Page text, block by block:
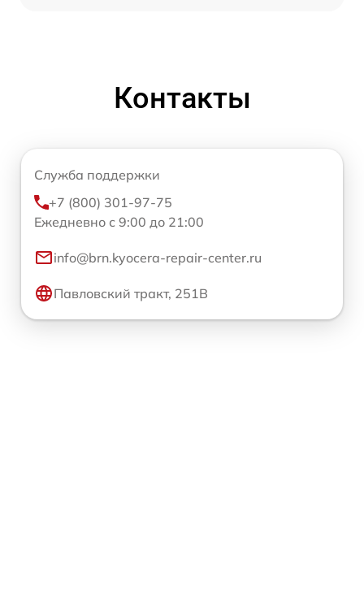
Контакты
Служба поддержки
+7 (800) 301-97-75
Ежедневно с 9:00 до 21:00
info@brn.kyocera-repair-center.ru
Павловский тракт, 251В